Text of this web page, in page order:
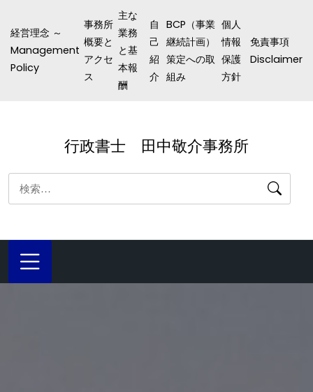
経営理念 ～
Management
Policy
事務所
概要と
アクセ
ス
主な
業務
と基
本報
酬
自
己
紹
介
BCP（事業
継続計画）
策定への取
組み
個人
情報
保護
方針
免責事項
Disclaimer
行政書士 田中敬介事務所
索: